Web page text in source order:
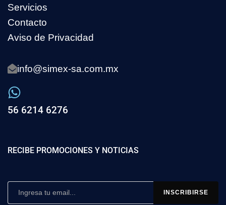
Servicios
Contacto
Aviso de Privacidad
info@simex-sa.com.mx
56 6214 6276
RECIBE PROMOCIONES Y NOTICIAS